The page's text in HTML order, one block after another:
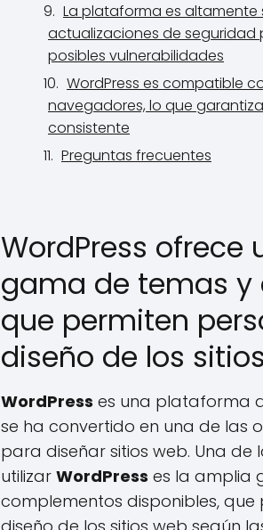
La plataforma es
actualizaciones de seguridad
posibles vulnerabilidades
WordPress es compatible
navegadores, lo que
consistente
Preguntas frecuentes
WordPress ofrece
gama de temas
que permiten
diseño de los
WordPress es una plataforma
se ha convertido en una de las
para diseñar sitios web. Una de
utilizar WordPress es la amplia
complementos disponibles, que